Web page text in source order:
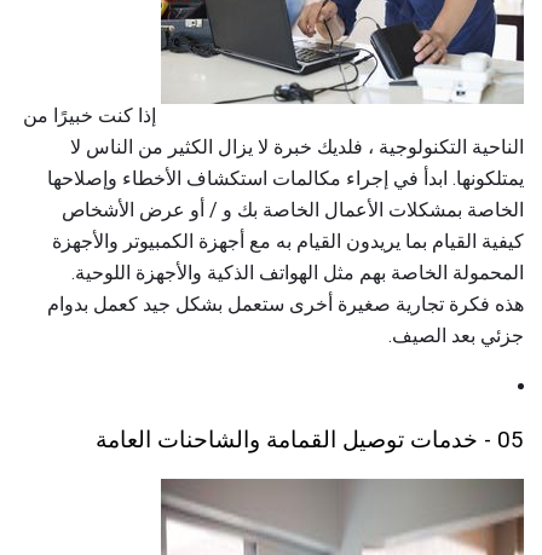
إذا كنت خبيرًا من
الناحية التكنولوجية ، فلديك خبرة لا يزال الكثير من الناس لا
يمتلكونها. ابدأ في إجراء مكالمات استكشاف الأخطاء وإصلاحها
الخاصة بمشكلات الأعمال الخاصة بك و / أو عرض الأشخاص
كيفية القيام بما يريدون القيام به مع أجهزة الكمبيوتر والأجهزة
المحمولة الخاصة بهم مثل الهواتف الذكية والأجهزة اللوحية.
هذه فكرة تجارية صغيرة أخرى ستعمل بشكل جيد كعمل بدوام
جزئي بعد الصيف.
05 - خدمات توصيل القمامة والشاحنات العامة